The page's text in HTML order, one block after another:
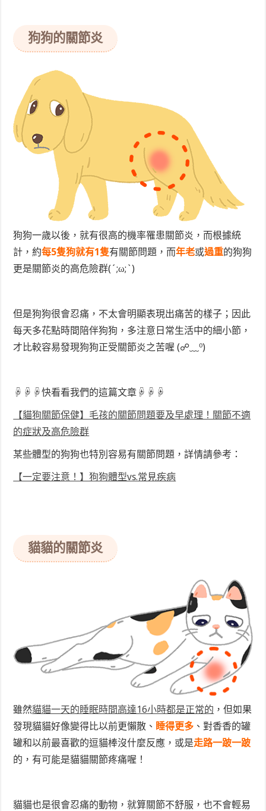
狗狗的關節炎
狗狗一歲以後，就有很高的機率罹患關節炎，而根據統
計，約每5隻狗就有1隻有關節問題，而年老或過重的狗狗
更是關節炎的高危險群(´;ω;`)
但是狗狗很會忍痛，不太會明顯表現出痛苦的樣子；因此
每天多花點時間陪伴狗狗，多注意日常生活中的細小節，
才比較容易發現狗狗正受關節炎之苦喔 (☍﹏⁰)
☟☟☟快看看我們的這篇文章☟☟☟
【貓狗關節保健】毛孩的關節問題要及早處理！關節不適
的症狀及高危險群
某些體型的狗狗也特別容易有關節問題，詳情請參考：
【一定要注意！】狗狗體型vs.常見疾病
貓貓的關節炎
雖然貓貓一天的睡眠時間高達16小時都是正常的 ，但如果
發現貓貓好像變得比以前更懶散、 睡得更多 、對香香的罐
罐和以前最喜歡的逗貓棒沒什麼反應，或是走路一跛一跛
的，有可能是貓貓關節疼痛喔！
貓貓也是很會忍痛的動物，就算關節不舒服，也不會輕易